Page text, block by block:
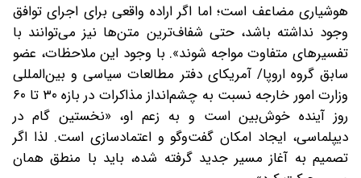
هوشیاری مضاعف است؛ اما اگر اراده واقعی برای اجرای توافق
وجود نداشته باشد، حتی شفاف‌ترین متن‌ها نیز می‌توانند با
تفسیرهای متفاوت مواجه شوند‌». با وجود این ملاحظات، عضو
سابق گروه اروپا/ آمریکای دفتر مطالعات سیاسی و بین‌المللی
وزارت امور خارجه نسبت به چشم‌انداز مذاکرات در بازه ۳۰ تا ۶۰
روز آینده خوش‌بین است و به زعم او، «نخستین گام در
دیپلماسی، ایجاد امکان گفت‌وگو و اعتمادسازی است. لذا اگر
تصمیم به آغاز مسیر جدید گرفته شده، باید با منطق همان